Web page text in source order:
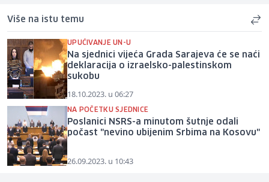
Više na istu temu
UPUĆIVANJE UN-U
Na sjednici vijeća Grada Sarajeva će se naći
deklaracija o izraelsko-palestinskom
sukobu
18.10.2023. u 06:27
NA POČETKU SJEDNICE
Poslanici NSRS-a minutom šutnje odali
počast "nevino ubijenim Srbima na Kosovu"
26.09.2023. u 10:43